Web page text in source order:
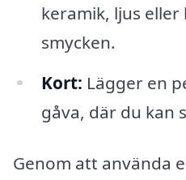
keramik, ljus
smycken.
Kort: Lägger en
gåva, där du kan
Genom att använda